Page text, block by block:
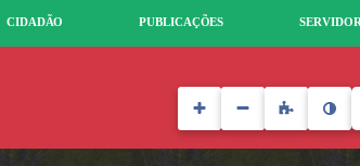
CIDADÃO PUBLICAÇÕES SERVIDOR